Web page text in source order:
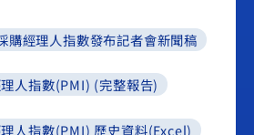
購經理人指數發布記者會新聞稿
人指數(PMI) (完整報告)
人指數(PMI) 歷史資料(Excel)